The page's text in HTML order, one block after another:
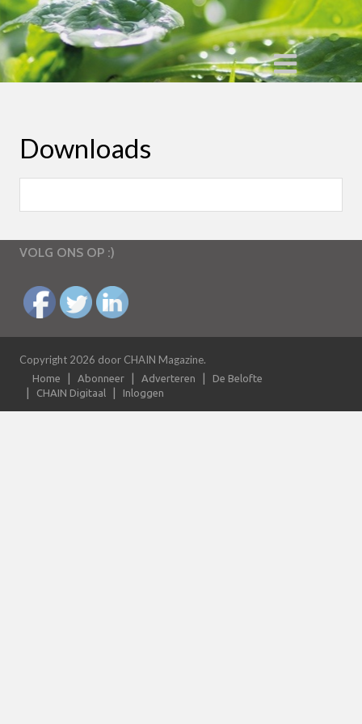
Downloads
VOLG ONS OP :)
Copyright 2026 door CHAIN Magazine.
Home Abonneer Adverteren
De Belofte
CHAIN Digitaal
Inloggen